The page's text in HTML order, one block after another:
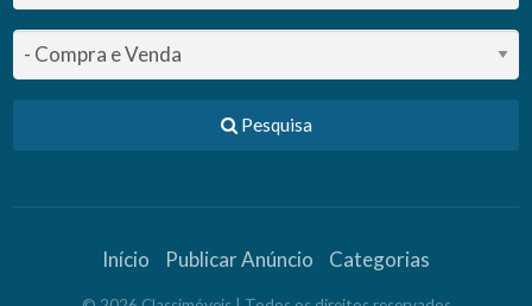
Pesquisa
Início Publicar Anúncio Categorias